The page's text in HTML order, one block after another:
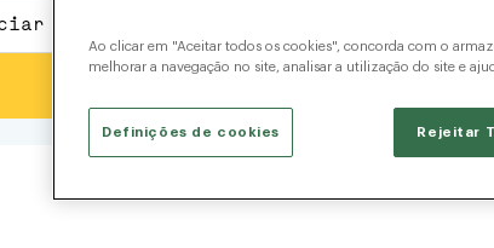
Ao clicar em "Aceitar todos os cookies", concorda com o
melhorar a navegação no site, analisar a utilização do site e
Rejeitar
Definições de cookies